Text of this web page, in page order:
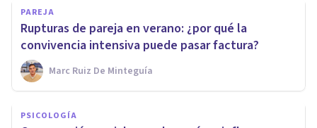
PAREJA
Rupturas de pareja en verano: ¿por qué la
convivencia intensiva puede pasar factura?
Marc Ruiz De Minteguía
PSICOLOGÍA